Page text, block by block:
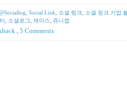
Social Link 소셜 링크
소셜 링크 기업
소셜로그 제이스 쥬니캡
, 5 Comments